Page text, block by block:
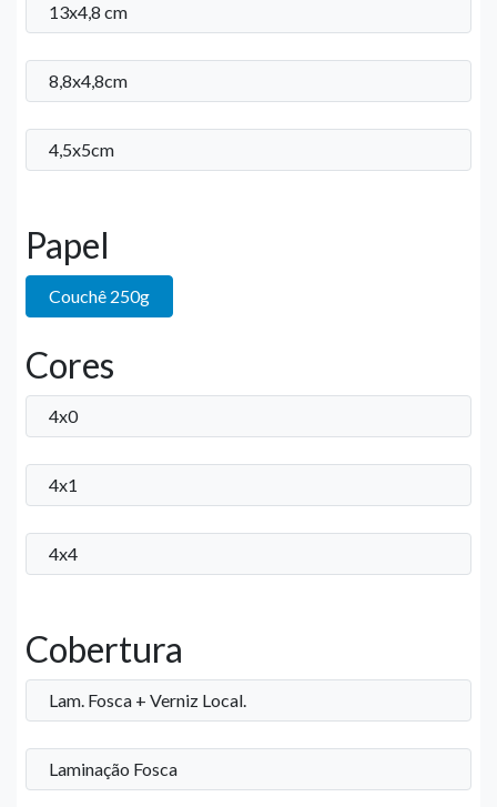
13x4,8 cm
8,8x4,8cm
4,5x5cm
Papel
Couchê 250g
Cores
4x0
4x1
4x4
Cobertura
Lam. Fosca + Verniz Local.
Laminação Fosca